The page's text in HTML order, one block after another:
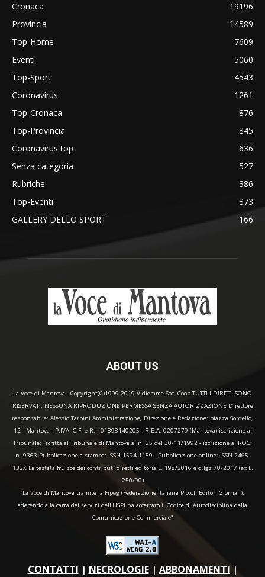
Cronaca
19196
Provincia
14589
Top-Home
7609
Eventi
5060
Top-Sport
4543
Coronavirus
1261
Top-Cronaca
876
Top-Provincia
845
Coronavirus top
636
Senza categoria
527
Rubriche
386
Top-Eventi
373
GALLERY DELLO SPORT
166
ABOUT US
La Voce di Mantova - Copyright(C)1999-2019 Vidiemme Soc. Coop TUTTI I DIRITTI SONO
RISERVATI. NESSUNA RIPRODUZIONE PERMESSA SENZA AUTORIZZAZIONE Direttore
responsabile: Alessio Tarpini Amministrazione, Direzione e Redazione: piazza Sordello,
12 - Mantova - P.IVA, C.F. e R.I. 01898140205 - R.E.A. 0207279 (Mantova) iscrizione al
Tribunale: iscritta al Tribunale di Mantova al n. 25 del 30/11/1992 - iscrizione al ROC:
n. 9363 Pubblicazione a stampa: ISSN 1594-1159 - Pubblicazione online: ISSN 2465-
132X La testata fruisce dei contributi diretti editoria L. 198/2016 e d.lgs 70/2017 (ex L.
250/90)
“La Voce di Mantova tramite la Fipeg (Federazione Italiana Piccoli Editori Giornali),
aderendo alla carta dei servizi dell'USPI ha accettato il Codice di Autodisciplina della
Comunicazione Commerciale"
CONTATTI | NECROLOGIE| ABBONAMENTI |